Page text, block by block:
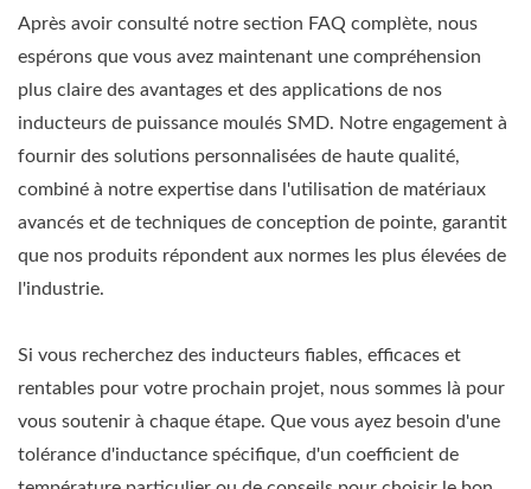
Après avoir consulté notre section FAQ complète, nous
espérons que vous avez maintenant une compréhension
plus claire des avantages et des applications de nos
inducteurs de puissance moulés SMD. Notre engagement à
fournir des solutions personnalisées de haute qualité,
combiné à notre expertise dans l'utilisation de matériaux
avancés et de techniques de conception de pointe, garantit
que nos produits répondent aux normes les plus élevées de
l'industrie.
Si vous recherchez des inducteurs fiables, efficaces et
rentables pour votre prochain projet, nous sommes là pour
vous soutenir à chaque étape. Que vous ayez besoin d'une
tolérance d'inductance spécifique, d'un coefficient de